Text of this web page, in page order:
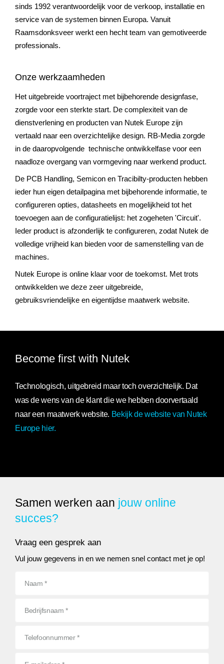
sinds 1992 verantwoordelijk voor de verkoop, installatie en
service van de systemen binnen Europa. Vanuit
Raamsdonksveer werkt een hecht team van gemotiveerde
professionals.
Onze werkzaamheden
Het uitgebreide voortraject met bijbehorende designfase,
zorgde voor een sterkte start. De complexiteit van de
dienstverlening en producten van Nutek Europe zijn
vertaald naar een overzichtelijke design. RB-Media zorgde
in de daaropvolgende technische ontwikkelfase voor een
naadloze overgang van vormgeving naar werkend product.
De PCB Handling, Semicon en Tracibilty-producten hebben
ieder hun eigen detailpagina met bijbehorende informatie, te
configureren opties, datasheets en mogelijkheid tot het
toevoegen aan de configuratielijst: het zogeheten 'Circuit'.
Ieder product is afzonderlijk te configureren, zodat Nutek de
volledige vrijheid kan bieden voor de samenstelling van de
machines.
Nutek Europe is online klaar voor de toekomst. Met trots
ontwikkelden we deze zeer uitgebreide,
gebruiksvriendelijke en eigentijdse maatwerk website.
Become first with Nutek
Technologisch, uitgebreid maar toch overzichtelijk. Dat
was de wens van de klant die we hebben doorvertaald
naar een maatwerk website. Bekijk de website van Nutek
Europe hier.
Samen werken aan jouw online
succes?
Vraag een gesprek aan
Vul jouw gegevens in en we nemen snel contact met je op!